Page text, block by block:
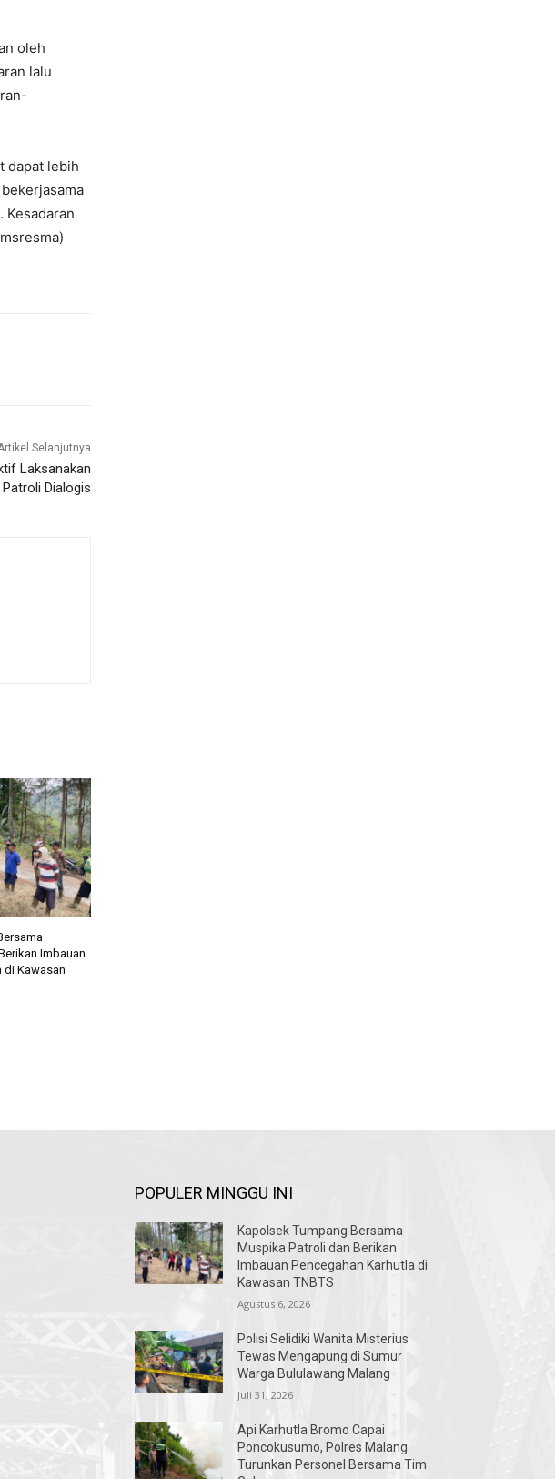
oleh
lalu
dapat lebih
Kesadaran
Selanjutnya
Laksanakan
Patroli Dialogis
Imbauan
di Kawasan
POPULER MINGGU INI
Kapolsek Tumpang Bersama
Muspika Patroli dan Berikan
Imbauan Pencegahan Karhutla di
Kawasan TNBTS
Agustus 6, 2026
Polisi Selidiki Wanita Misterius
Tewas Mengapung di Sumur
Warga Bululawang Malang
Juli 31, 2026
Api Karhutla Bromo Capai
Poncokusumo, Polres Malang
Turunkan Personel Bersama Tim